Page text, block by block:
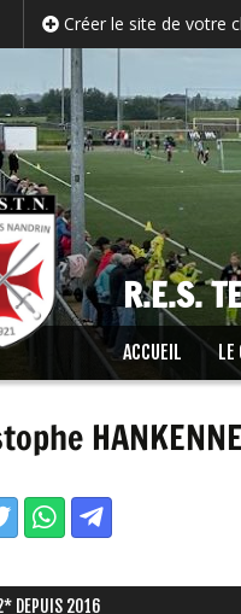
Créer le site de votre
R.E.S.
ACCUEIL LE
HANKENNE
DEPUIS 2016